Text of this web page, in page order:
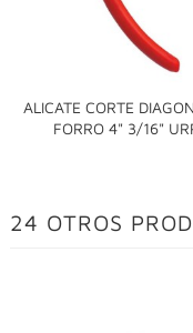
ALICATE CORTE
FORRO 4" 3/16"

24 OTROS